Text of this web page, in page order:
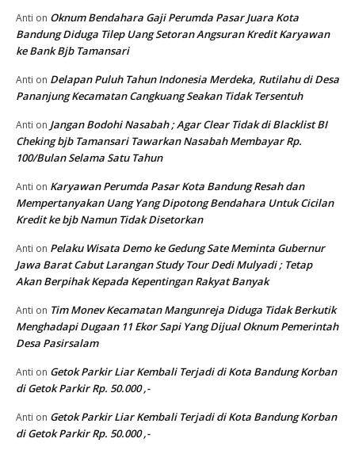
Anti on Oknum Bendahara Gaji Perumda Pasar Juara Kota
Bandung Diduga Tilep Uang Setoran Angsuran Kredit Karyawan
ke Bank Bjb Tamansari
Anti on Delapan Puluh Tahun Indonesia Merdeka, Rutilahu di Desa
Pananjung Kecamatan Cangkuang Seakan Tidak Tersentuh
Anti on Jangan Bodohi Nasabah ; Agar Clear Tidak di Blacklist BI
Cheking bjb Tamansari Tawarkan Nasabah Membayar Rp.
100/Bulan Selama Satu Tahun
Anti on Karyawan Perumda Pasar Kota Bandung Resah dan
Mempertanyakan Uang Yang Dipotong Bendahara Untuk Cicilan
Kredit ke bjb Namun Tidak Disetorkan
Anti on Pelaku Wisata Demo ke Gedung Sate Meminta Gubernur
Jawa Barat Cabut Larangan Study Tour Dedi Mulyadi ; Tetap
Akan Berpihak Kepada Kepentingan Rakyat Banyak
Anti on Tim Monev Kecamatan Mangunreja Diduga Tidak Berkutik
Menghadapi Dugaan 11 Ekor Sapi Yang Dijual Oknum Pemerintah
Desa Pasirsalam
Anti on Getok Parkir Liar Kembali Terjadi di Kota Bandung Korban
di Getok Parkir Rp. 50.000 ,-
Anti on Getok Parkir Liar Kembali Terjadi di Kota Bandung Korban
di Getok Parkir Rp. 50.000 ,-